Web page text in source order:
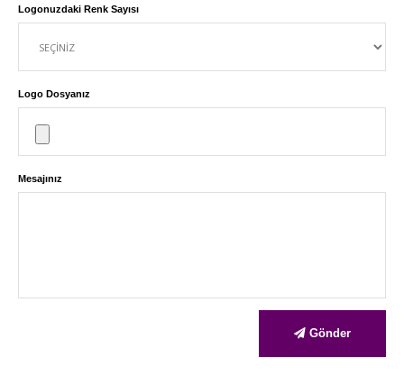
Logonuzdaki Renk Sayısı
Logo Dosyanız
Mesajınız
Gönder